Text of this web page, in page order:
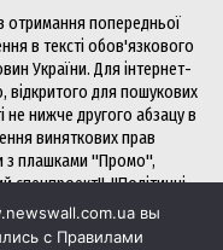
отримання попередньої
в тексті обов'язкового
України. Для інтернет-
для пошукових
не нижче другого абзацу в
виняткових прав
з плашками "Промо",
спецпроект", "Політичні
на правах
вы
с Правилами